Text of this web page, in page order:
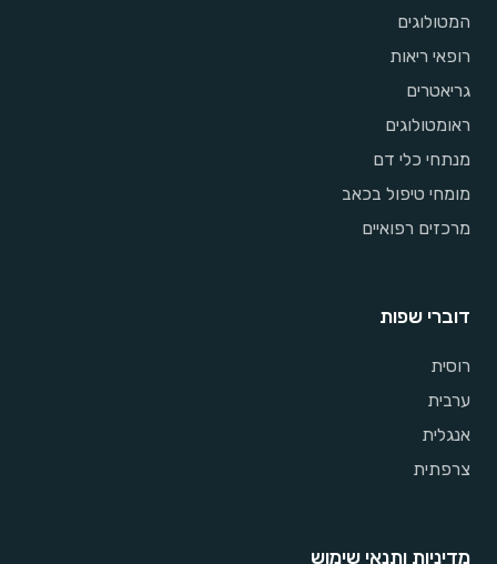
המטולוגים
רופאי ריאות
גריאטרים
ראומטולוגים
מנתחי כלי דם
מומחי טיפול בכאב
מרכזים רפואיים
דוברי שפות
רוסית
ערבית
אנגלית
צרפתית
מדיניות ותנאי שימוש